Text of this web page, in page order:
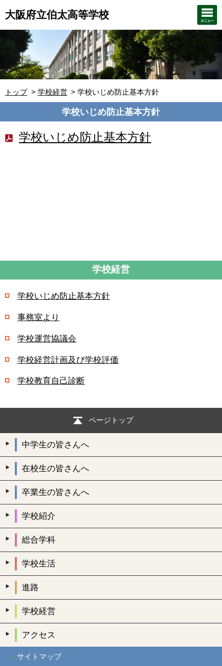
大阪府立伯太高等学校
トップ 学校経営 学校いじめ防止基本方針
学校いじめ防止基本方針
学校いじめ防止基本方針
学校経営
学校いじめ防止基本方針
事務室より
学校運営協議会
学校経営計画及び学校評価
学校教育自己診断
ページトップ
中学生の皆さんへ
在校生の皆さんへ
卒業生の皆さんへ
学校紹介
総合学科
学校生活
進路
学校経営
アクセス
サイトマップ